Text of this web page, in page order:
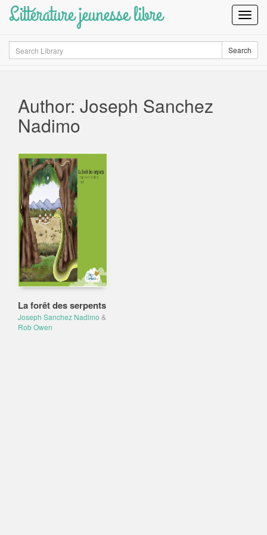
Littérature jeunesse libre
Search Search
Author: Joseph Sanchez
Nadimo
La forêt des serpents
Joseph Sanchez Nadimo &
Rob Owen